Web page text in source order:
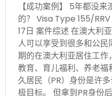
【成功案例】 5年都没
的？ Visa Type 155/
17日 案件综述 在澳大利
人可以享受到很多和公
期的在澳大利亚居住工
教育、育儿福利、养老
久居民（PR）身份是许
极目标。 但拿到PR身份